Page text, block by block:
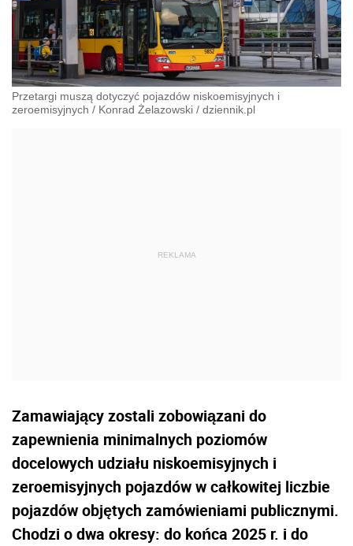
Przetargi muszą dotyczyć pojazdów niskoemisyjnych i
zeroemisyjnych / Konrad Żelazowski / dziennik.pl
Zamawiający zostali zobowiązani do
zapewnienia minimalnych poziomów
docelowych udziału niskoemisyjnych i
zeroemisyjnych pojazdów w całkowitej liczbie
pojazdów objętych zamówieniami publicznymi.
Chodzi o dwa okresy: do końca 2025 r. i do